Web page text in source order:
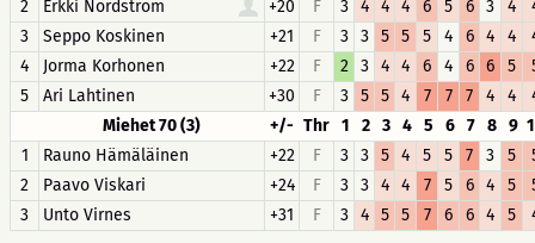
2
Erkki Nordström +20 F 3 4 4 4 6 5 6 3 4
3
Seppo Koskinen +21 F 3 3 5 5 5 4 6 4 4
4
Jorma Korhonen +22 F 2 3 4 4 6 4 6 6 5
5
Ari Lahtinen +30 F 3 5 5 4 7 7 7 4 4
Miehet 70 (3)
+/- Thr 1 2 3 4 5 6 7 8 9
1
Rauno Hämäläinen +22 F 3 3 5 4 5 5 7 3 5
2
Paavo Viskari +24 F 3 3 4 4 7 5 6 4 5
3
Unto Virnes +31 F 3 4 5 5 7 6 6 4 5